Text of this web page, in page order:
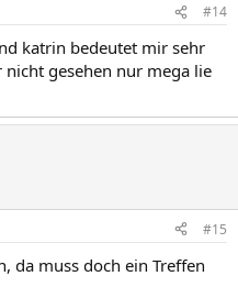
#14
katrin bedeutet mir sehr
gesehen nur mega lie
#15
da muss doch ein Treffen